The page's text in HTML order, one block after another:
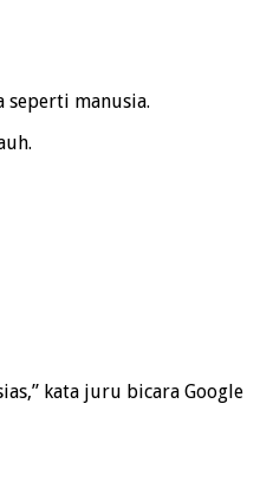
seperti manusia.
kata juru bicara Google